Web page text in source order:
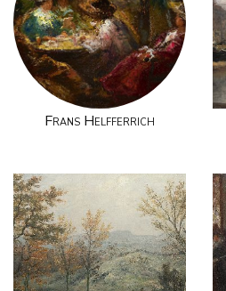
Frans Helfferrich